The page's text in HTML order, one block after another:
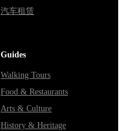
汽车租赁
Guides
Walking Tours
Food & Restaurants
Arts & Culture
History & Heritage